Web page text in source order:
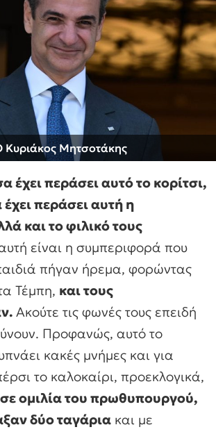
Κυριάκος Μητσοτάκης
έχει περάσει αυτό το κορίτσι,
περάσει αυτή η
και το φιλικό τους
είναι η συμπεριφορά που
πήγαν ήρεμα, φορώντας
Τέμπη, και τους
Ακούτε τις φωνές τους επειδή
Προφανώς, αυτό το
κακές μνήμες και για
το καλοκαίρι, προεκλογικά,
σε ομιλία του πρωθυπουργού,
δύο ταγάρια και με